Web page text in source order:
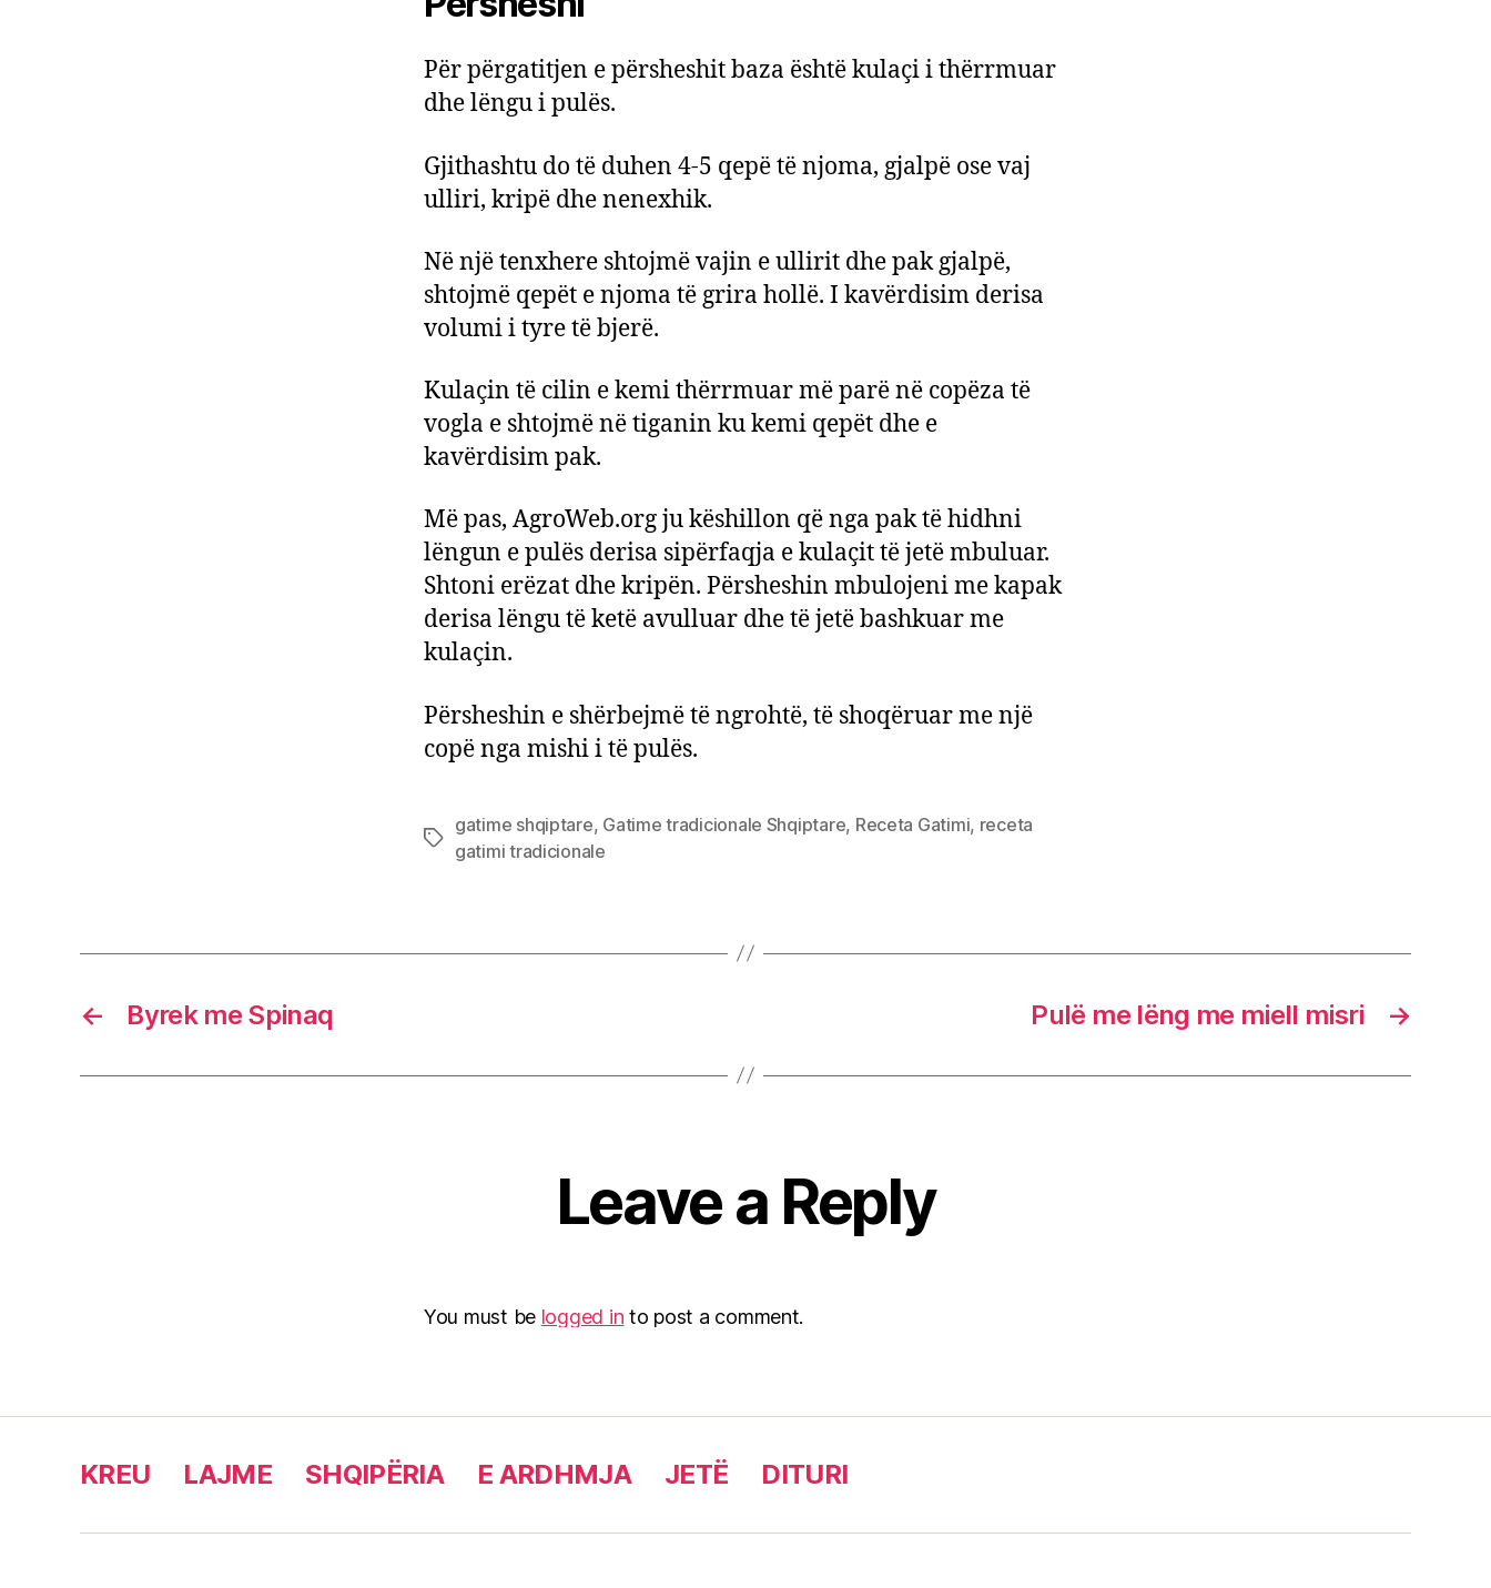
Për përgatitjen e përsheshit baza është kulaçi i thërrmuar
dhe lëngu i pulës.
Gjithashtu do të duhen 4-5 qepë të njoma, gjalpë ose vaj
ulliri, kripë dhe nenexhik.
Në një tenxhere shtojmë vajin e ullirit dhe pak gjalpë,
shtojmë qepët e njoma të grira hollë. I kavërdisim derisa
volumi i tyre të bjerë.
Kulaçin të cilin e kemi thërrmuar më parë në copëza të
vogla e shtojmë në tiganin ku kemi qepët dhe e
kavërdisim pak.
Më pas, AgroWeb.org ju këshillon që nga pak të hidhni
lëngun e pulës derisa sipërfaqja e kulaçit të jetë mbuluar.
Shtoni erëzat dhe kripën. Përsheshin mbulojeni me kapak
derisa lëngu të ketë avulluar dhe të jetë bashkuar me
kulaçin.
Përsheshin e shërbejmë të ngrohtë, të shoqëruar me një
copë nga mishi i të pulës.
Tags
gatime shqiptare, Gatime tradicionale Shqiptare, Receta Gatimi, receta
gatimi tradicionale
← Byrek me Spinaq →
Pulë me lëng me miell misri
Leave a Reply
You must be logged in to post a comment.
KREU LAJME SHQIPËRIA E ARDHMJA JETË DITURI